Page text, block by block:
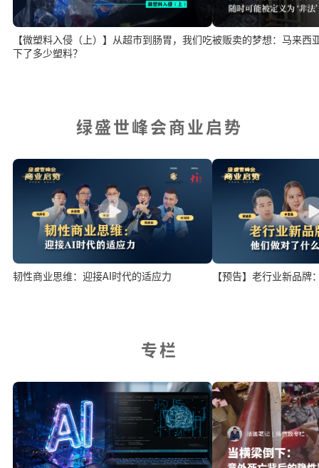
【微塑料入侵（上）】从超市到肠胃，我们吃
下了多少塑料？
被贩卖的梦想：马来西
绿盛世峰会商业启势
韧性商业思维：迎接AI时代的适应力 【预告】老行业新品
专栏